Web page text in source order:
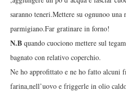
saranno teneri.Mettere su ognunoo
parmigiano.Far gratinare in forno!
N.B quando cuociono mettere sul
bagnato con relativo coperchio.
Ne ho approfittato e ne ho fatto
farina,nell’uovo e friggerle in olio